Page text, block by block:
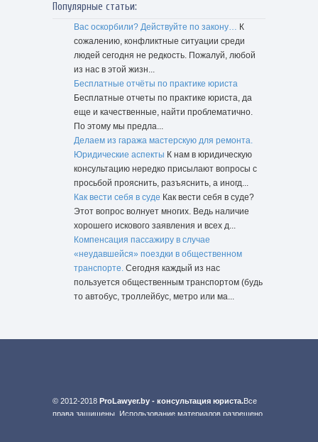
Популярные статьи:
Вас оскорбили? Действуйте по закону… К
сожалению, конфликтные ситуации среди
людей сегодня не редкость. Пожалуй, любой
из нас в этой жизн...
Бесплатные отчёты по практике юриста
Бесплатные отчеты по практике юриста, да
еще и качественные, найти проблематично.
По этому мы предла...
Делаем из гаража мастерскую для ремонта.
Юридические аспекты К нам в юридическую
консультацию нередко присылают вопросы с
просьбой прояснить, разъяснить, а иногд...
Как вести себя в суде Как вести себя в суде?
Этот вопрос волнует многих. Ведь наличие
хорошего искового заявления и всех д...
Компенсация пассажиру в случае
«неудавшейся» поездки в общественном
транспорте. Сегодня каждый из нас
пользуется общественным транспортом (будь
то автобус, троллейбус, метро или ма...
© 2012-2018 ProLawyer.by - консультация юриста.Все
права защищены. Использование материалов разрешено